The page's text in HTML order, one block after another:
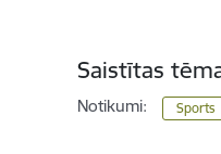
Saistītas
Notikumi: Sports